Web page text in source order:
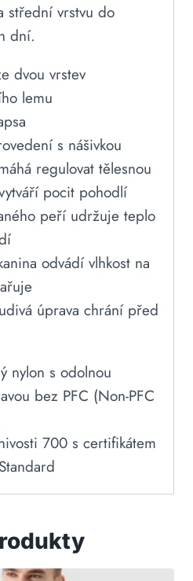
střední vrstvu do
dní.
dvou vrstev
lemu
s nášivkou
regulovat tělesnou
pocit pohodlí
peří udržuje teplo
odvádí vlhkost na
úprava chrání před
nylon s odolnou
bez PFC (Non-PFC
700 s certifikátem